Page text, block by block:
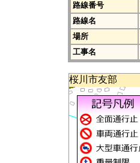
路線番号
路線名
場所
工事名
桜川市友部